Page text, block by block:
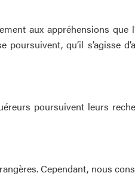
aux appréhensions que
qu’il s’agisse
poursuivent leurs
Cependant, nous